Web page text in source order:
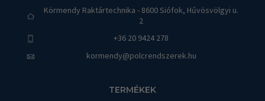
Körmendy Raktártechnika - 8600 Siófok, Hűvösvölgyi u.
2
+36 20 9424 278
kormendy@polcrendszerek.hu
TERMÉKEK